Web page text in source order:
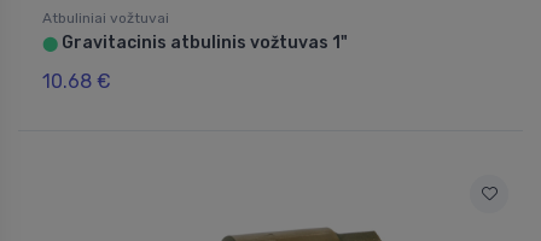
Atbuliniai vožtuvai
⬤ Gravitacinis atbulinis vožtuvas 1"
10.68 €